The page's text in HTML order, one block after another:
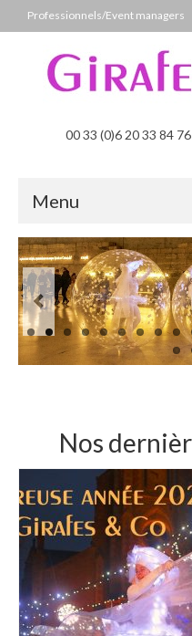
Professionnels/Event managers
00 33 (0)6 20 33 84
Menu
Les Féérix, parade déambulatoire
Les Chromatix, spécial Carnaval
Contact
Professionnels/Event managers
Les Danseuses Bulles
Nos